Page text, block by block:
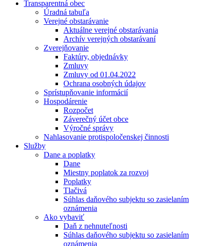
Transparentná obec
Úradná tabuľa
Verejné obstarávanie
Aktuálne verejné obstarávania
Archív verejných obstarávaní
Zverejňovanie
Faktúry, objednávky
Zmluvy
Zmluvy od 01.04.2022
Ochrana osobných údajov
Sprístupňovanie informácií
Hospodárenie
Rozpočet
Záverečný účet obce
Výročné správy
Nahlasovanie protispoločenskej činnosti
Služby
Dane a poplatky
Dane
Miestny poplatok za rozvoj
Poplatky
Tlačivá
Súhlas daňového subjektu so zasielaním
oznámenia
Ako vybaviť
Daň z nehnuteľnosti
Súhlas daňového subjektu so zasielaním
oznámenia